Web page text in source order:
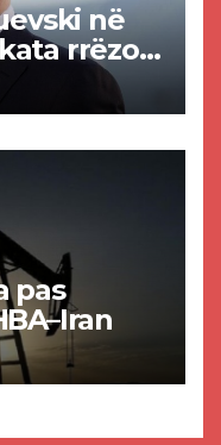
në
rrëzon
e
së
pas